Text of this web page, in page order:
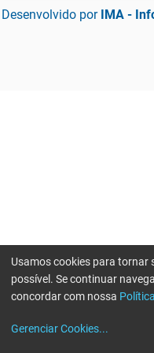
Desenvolvido por IMA -
Usamos cookies para tornar
possível. Se continuar
concordar com nossa
Gerenciar Cookies...
Erro ao enviar